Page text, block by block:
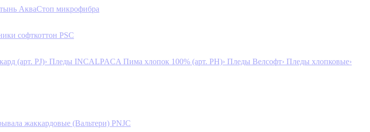
АкваСтоп микрофибра
софткоттон PSC
(арт. PJ)› Пледы INCALPACA Пима хлопок 100% (арт. PH)› Пледы Велсофт› Пледы хлопковые›
жаккардовые (Вальтери) PNJC